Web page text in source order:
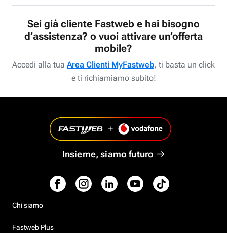
Sei già cliente Fastweb e hai bisogno
d’assistenza? o vuoi attivare un’offerta
mobile?
Accedi alla tua Area Clienti MyFastweb, ti basta un click
e ti richiamiamo subito!
Insieme, siamo futuro
Chi siamo
Fastweb Plus